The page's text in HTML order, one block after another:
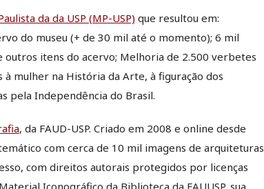
da da USP (MP-USP) que resultou em:
do museu (+ de 30 mil até o momento); 6 mil
itens do acervo; Melhoria de 2.500 verbetes
mulher na História da Arte, à figuração dos
pela Independência do Brasil.
, da FAUD-USP. Criado em 2008 e online desde
com cerca de 10 mil imagens de arquiteturas
com direitos autorais protegidos por licenças